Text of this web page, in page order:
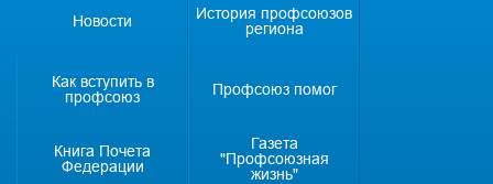
Новости
История профсоюзов
региона
Как вступить в
профсоюз
Профсоюз помог
Книга Почета
Федерации
Газета
"Профсоюзная
жизнь"